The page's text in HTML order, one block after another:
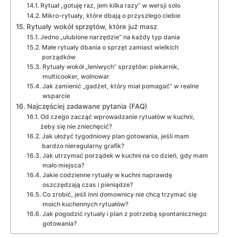
Rytuał „gotuję raz, jem kilka razy” w wersji solo
Mikro-rytuały, które dbają o przyszłego ciebie
Rytuały wokół sprzętów, które już masz
Jedno „ulubione narzędzie” na każdy typ dania
Małe rytuały dbania o sprzęt zamiast wielkich
porządków
Rytuały wokół „leniwych” sprzętów: piekarnik,
multicooker, wolnowar
Jak zamienić „gadżet, który miał pomagać” w realne
wsparcie
Najczęściej zadawane pytania (FAQ)
Od czego zacząć wprowadzanie rytuałów w kuchni,
żeby się nie zniechęcić?
Jak ułożyć tygodniowy plan gotowania, jeśli mam
bardzo nieregularny grafik?
Jak utrzymać porządek w kuchni na co dzień, gdy mam
mało miejsca?
Jakie codzienne rytuały w kuchni naprawdę
oszczędzają czas i pieniądze?
Co zrobić, jeśli inni domownicy nie chcą trzymać się
moich kuchennych rytuałów?
Jak pogodzić rytuały i plan z potrzebą spontanicznego
gotowania?